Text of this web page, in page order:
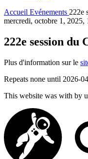
Accueil Evénements 222e
mercredi, octobre 1, 2025,
222e session du
Plus d'information sur le
Repeats none until 2026-
This website was with by